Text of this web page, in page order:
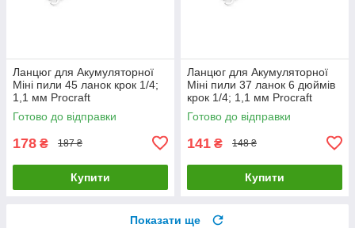
Ланцюг для Акумуляторної
Міні пили 45 ланок крок 1/4;
1,1 мм Procraft
Готово до відправки
178 ₴ 187 ₴
Купити
Ланцюг для Акумуляторної
Міні пили 37 ланок 6 дюймів
крок 1/4; 1,1 мм Procraft
Готово до відправки
141 ₴ 148 ₴
Купити
Показати ще